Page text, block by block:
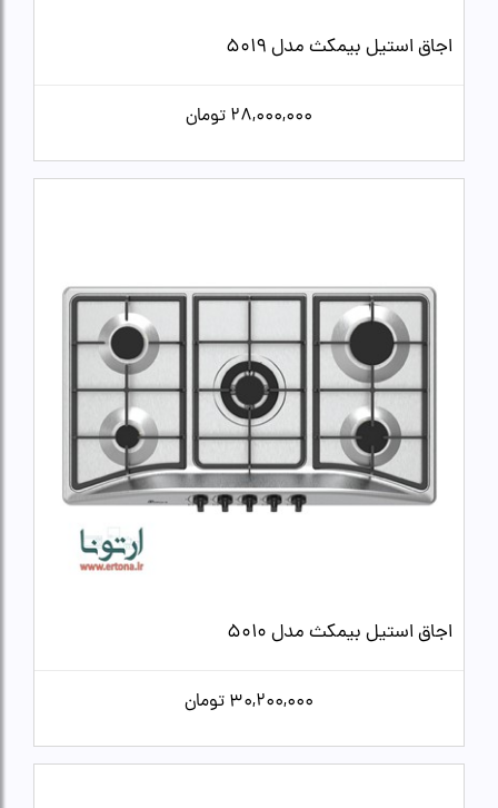
اجاق استیل بیمکث مدل 5019
28,000,000 تومان
اجاق استیل بیمکث مدل 5010
30,200,000 تومان